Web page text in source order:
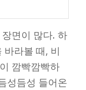
면이 많다. 하
라볼 때, 비
깜빡깜빡하
성듬성 들어온